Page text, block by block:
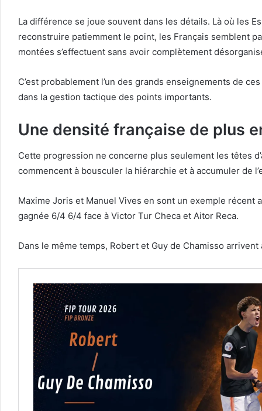
La différence se joue souvent dans les détails. Là où les
reconstruire patiemment le point, les Français semblent
montées s’effectuent sans avoir complètement
C’est probablement l’un des grands enseignements de
dans la gestion tactique des points importants.
Une densité française de plus
Cette progression ne concerne plus seulement les têtes
commencent à bousculer la hiérarchie et à accumuler de
Maxime Joris et Manuel Vives en sont un exemple
gagnée 6/4 6/4 face à Victor Tur Checa et Aitor Reca.
Dans le même temps, Robert et Guy de Chamisso